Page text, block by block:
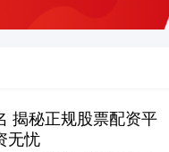
揭秘正规股票配资平
无忧